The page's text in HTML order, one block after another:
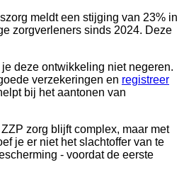
meldt een stijging van 23% in
zorgverleners sinds 2024. Deze
deze ontwikkeling niet negeren.
verzekeringen en registreer
bij het aantonen van
zorg blijft complex, maar met
je er niet het slachtoffer van te
- voordat de eerste